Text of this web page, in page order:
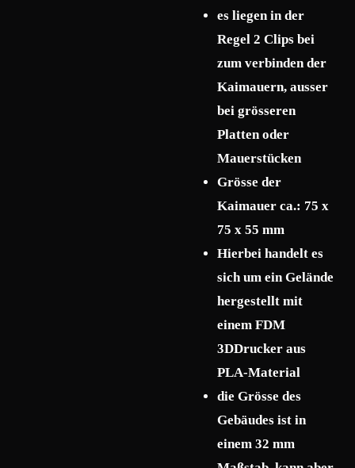
es liegen in der
Regel 2 Clips bei
zum verbinden der
Kaimauern, ausser
bei grösseren
Platten oder
Mauerstücken
Grösse der
Kaimauer ca.: 75 x
75 x 55 mm
Hierbei handelt es
sich um ein Gelände
hergestellt mit
einem FDM
3DDrucker aus
PLA-Material
die Grösse des
Gebäudes ist in
einem 32 mm